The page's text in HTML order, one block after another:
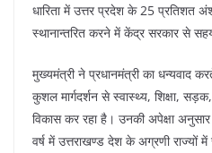
धारिता में उत्तर प्रदेश के 25 प्रतिशत
स्थानान्तरित करने में केंद्र सरकार से
मुख्यमंत्री ने प्रधानमंत्री का धन्यवाद
कुशल मार्गदर्शन से स्वास्थ्य, शिक्षा,
विकास कर रहा है। उनकी अपेक्षा
वर्ष में उत्तराखण्ड देश के अग्रणी राज्यों